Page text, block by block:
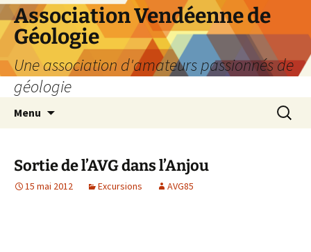
Aller
au
contenu
Association Vendéenne de
Géologie
Une association d'amateurs passionnés de
géologie
Menu
Sortie de l’AVG dans l’Anjou
15 mai 2012 Excursions AVG85